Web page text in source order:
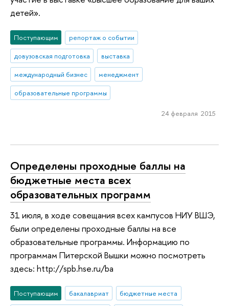
детей».
Поступающим
репортаж о событии
довузовская подготовка
выставка
международный бизнес
менеджмент
образовательные программы
24 февраля 2015
Определены проходные баллы на
бюджетные места всех
образовательных программ
31 июля, в ходе совещания всех кампусов НИУ ВШЭ,
были определены проходные баллы на все
образовательные программы. Информацию по
программам Питерской Вышки можно посмотреть
здесь: http://spb.hse.ru/ba
Поступающим бакалавриат
бюджетные места